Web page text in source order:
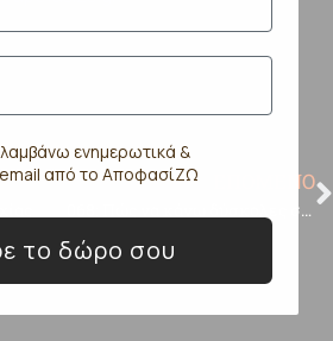
ΕΠΟΜΕΝΟ
068: Πώς να κάνω δύσκολες συζητήσεις;
ενημερωτικά &
από το ΑποφασίΖΩ
το δώρο σου